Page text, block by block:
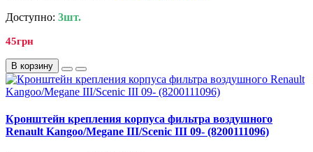
Доступно: 3шт.
45грн
В корзину
Кронштейн крепления корпуса фильтра воздушного
Renault Kangoo/Megane III/Scenic III 09- (8200111096)